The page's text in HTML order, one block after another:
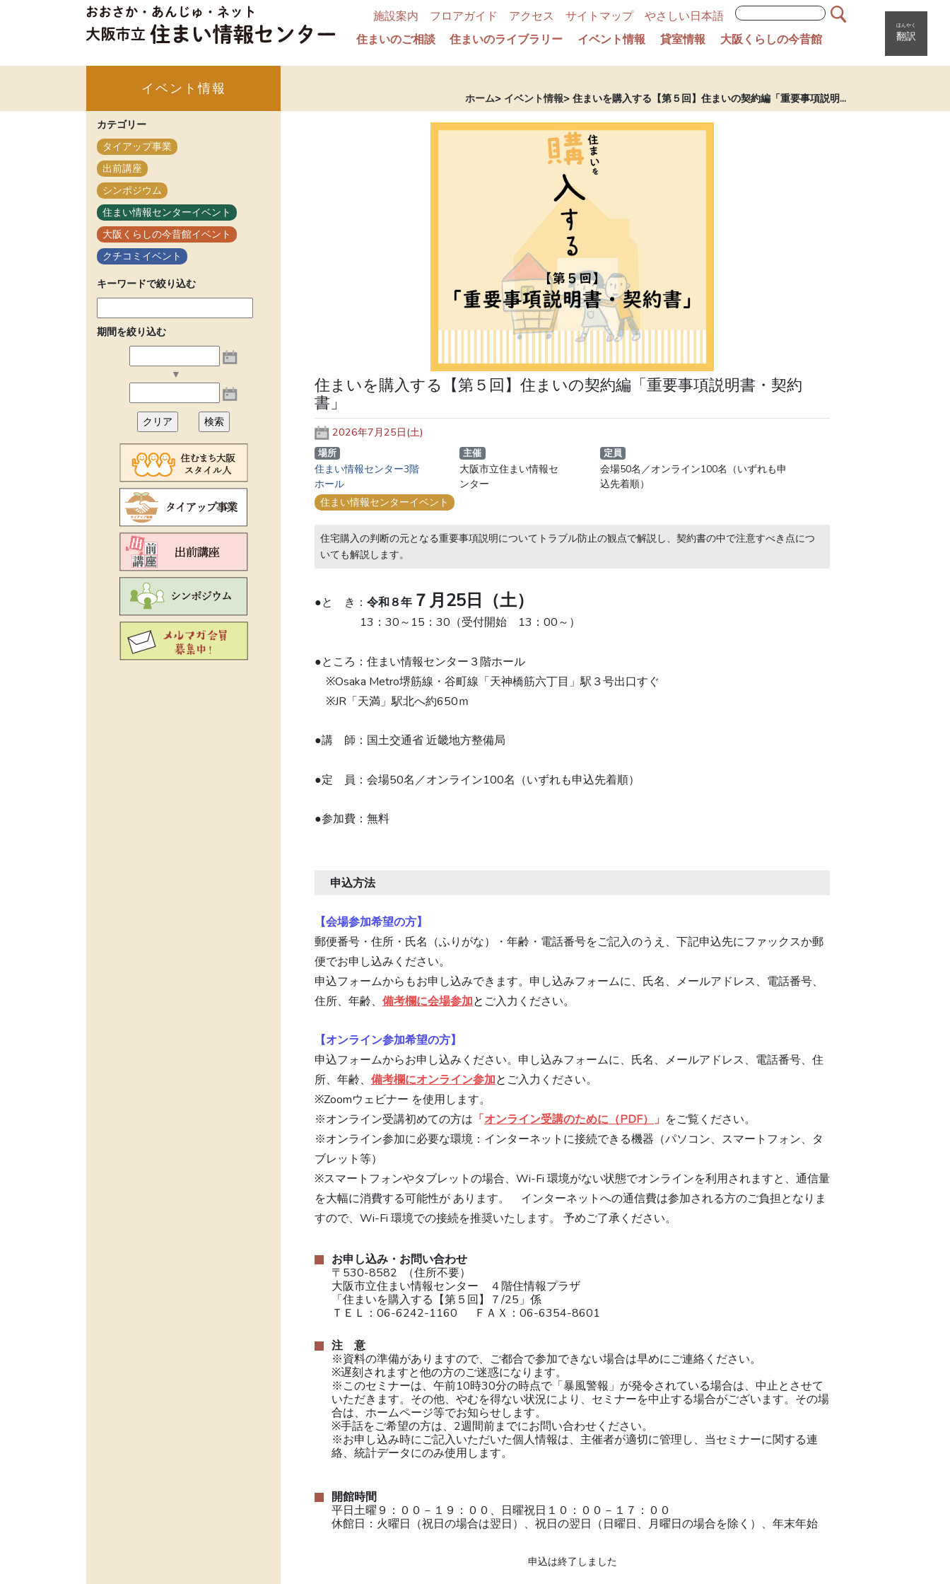
施設案内 フロアガイド アクセス サイトマップ
やさしい日本語
住まいのご相談
住まいのライブラリー イベント情報 貸室情報 大阪くらしの今昔館 翻訳
ほんやく
イベント情報
ホーム イベント情報
住まいを購入する【第５回】住まいの契約編「重要事項説明
書・契約書」
カテゴリー
タイアップ事業
出前講座
シンポジウム
住まい情報センターイベント
大阪くらしの今昔館イベント
クチコミイベント
キーワードで絞り込む
期間を絞り込む
住まいを購入する【第５回】住まいの契約編「重要事項説明書・契約
書」
2026年7月25日(土)
場所
住まい情報センター3階
ホール
主催
大阪市立住まい情報セ
ンター
定員
会場50名／オンライン100名（いずれも申
込先着順）
住まい情報センターイベント
住宅購入の判断の元となる重要事項説明についてトラブル防止の観点で解説し、契約書の中で注意すべき点につ
いても解説します。
●と　き： 令和８年 ７月25日（土）
13：30～15：30（受付開始　13：00～）
●ところ：住まい情報センター３階ホール
※Osaka Metro堺筋線・谷町線「天神橋筋六丁目」駅３号出口すぐ
※JR「天満」駅北へ約650ｍ
●講　師：国土交通省 近畿地方整備局
●定　員：会場50名／オンライン100名（いずれも申込先着順）
●参加費：無料
申込方法
【会場参加希望の方】
郵便番号・住所・氏名（ふりがな）・年齢・電話番号をご記入のうえ、下記申込先にファックスか郵
便でお申し込みください。
申込フォームからもお申し込みできます。申し込みフォームに、氏名、メールアドレス、電話番号、
住所、年齢、 備考欄に会場参加と ご入力ください。
【オンライン参加希望の方】
申込フォームからお申し込みください。申し込みフォームに、氏名、メールアドレス、電話番号、住
所、年齢、 備考欄にオンライン参加と ご入力ください。
※Zoomウェビナー を使用します。
※オンライン受講初めての方は 「オンライン受講のために（PDF） 」 をご覧ください。
※オンライン参加に必要な環境：インターネットに接続できる機器（パソコン、スマートフォン、タ
ブレット等）
※スマートフォンやタブレットの場合、Wi-Fi 環境がない状態でオンラインを利用されますと、通信量
を大幅に消費する可能性が あります。　インターネットへの通信費は参加される方のご負担となりま
すので、Wi-Fi 環境での接続を推奨いたします。 予めご了承ください。
お申し込み・お問い合わせ
〒530-8582  （住所不要）
大阪市立住まい情報センター　４階住情報プラザ
「住まいを購入する【第５回】７/25」係
ＴＥＬ：06-6242-1160  　ＦＡＸ：06-6354-8601
注　意
※資料の準備がありますので、ご都合で参加できない場合は早めにご連絡ください。
※遅刻されますと他の方のご迷惑になります。
※このセミナーは、午前10時30分の時点で「暴風警報」が発令されている場合は、中止とさせて
いただきます。その他、やむを得ない状況により、セミナーを中止する場合がございます。その場
合は、ホームページ等でお知らせします。
※手話をご希望の方は、2週間前までにお問い合わせください。
※お申し込み時にご記入いただいた個人情報は、主催者が適切に管理し、当セミナーに関する連
絡、統計データにのみ使用します。
開館時間
平日土曜９：００－１９：００、日曜祝日１０：００－１７：００
休館日：火曜日（祝日の場合は翌日）、祝日の翌日（日曜日、月曜日の場合を除く）、年末年始
申込は終了しました